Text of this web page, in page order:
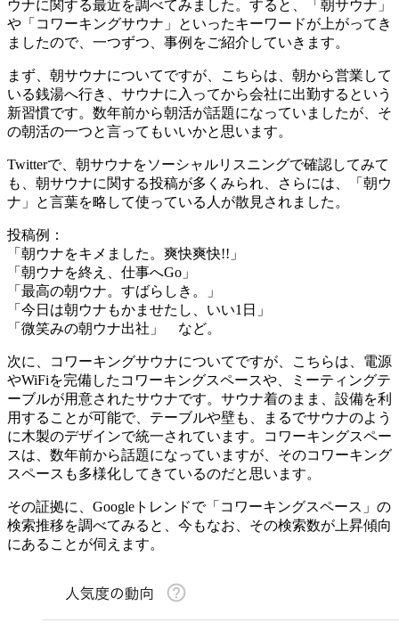
ウナに関する最近を調べてみました。すると、「朝サウナ」
や「コワーキングサウナ」といったキーワードが上がってき
ましたので、一つずつ、事例をご紹介していきます。
まず、朝サウナについてですが、こちらは、朝から営業して
いる銭湯へ行き、サウナに入ってから会社に出勤するという
新習慣です。数年前から朝活が話題になっていましたが、そ
の朝活の一つと言ってもいいかと思います。
Twitterで、朝サウナをソーシャルリスニングで確認してみて
も、朝サウナに関する投稿が多くみられ、さらには、「朝ウ
ナ」と言葉を略して使っている人が散見されました。
投稿例：
「朝ウナをキメました。爽快爽快!!」
「朝ウナを終え、仕事へGo」
「最高の朝ウナ。すばらしき。」
「今日は朝ウナもかませたし、いい1日」
「微笑みの朝ウナ出社」 など。
次に、コワーキングサウナについてですが、こちらは、電源
やWiFiを完備したコワーキングスペースや、ミーティングテ
ーブルが用意されたサウナです。サウナ着のまま、設備を利
用することが可能で、テーブルや壁も、まるでサウナのよう
に木製のデザインで統一されています。コワーキングスペー
スは、数年前から話題になっていますが、そのコワーキング
スペースも多様化してきているのだと思います。
その証拠に、Googleトレンドで「コワーキングスペース」の
検索推移を調べてみると、今もなお、その検索数が上昇傾向
にあることが伺えます。